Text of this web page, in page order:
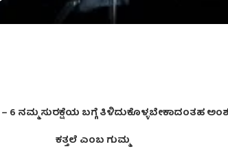
– 6 ನಮ್ಮ ಸುರಕ್ಷೆಯ ಬಗ್ಗೆ ತಿಳಿದುಕೊಳ್ಳಬೇಕಾದಂತಹ
ಕತ್ತಲೆ ಎಂಬ ಗುಮ್ಮ